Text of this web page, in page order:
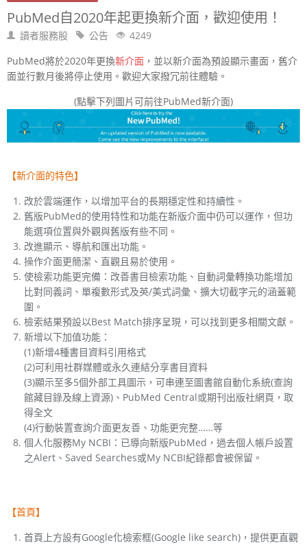
PubMed自2020年起更換新介面，歡迎使用！
讀者服務股 公告
4249
PubMed將於2020年更換新介面 ，並以新介面為預設顯示畫面，舊介
面並行數月後將停止使用。歡迎大家撥冗前往體驗。
(點擊下列圖片可前往PubMed新介面)
【新介面的特色】
改於雲端運作，以增加平台的長期穩定性和持續性。
舊版PubMed的使用特性和功能在新版介面中仍可以運作，但功
能選項位置與外觀與舊版有些不同。
改進顯示、導航和匯出功能。
操作介面更簡潔、直觀且易於使用。
使檢索功能更完備：改善書目檢索功能、自動詞彙轉換功能增加
比對同義詞、單複數形式及英/美式詞彙、擴大切截字元的涵蓋範
圍。
檢索結果預設以Best Match排序呈現，可以找到更多相關文獻。
新增以下加值功能：
(1)新增4種書目資料引用格式
(2)可利用社群媒體或永久連結分享書目資料
(3)顯示至多5個外部工具圖示，可串連至圖書館自動化系統(查詢
館藏目錄及線上資源)、PubMed Central或期刊出版社網頁，取
得全文
(4)行動裝置查詢介面更友善、功能更完整……等
個人化服務My NCBI：已導向新版PubMed，過去個人帳戶設置
之Alert、Saved Searches或My NCBI紀錄都會被保留。
【首頁】
首頁上方設有Google化檢索框(Google like search)，提供更直觀